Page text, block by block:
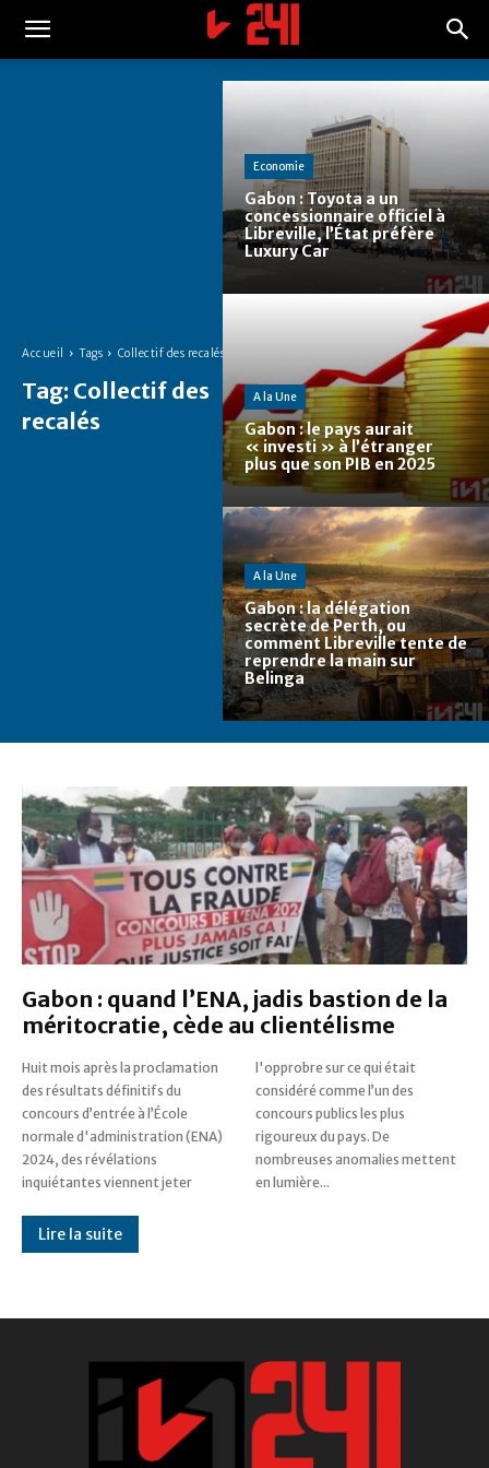
Accueil Tags Collectif des recalés
Tag: Collectif des
recalés
Economie
Gabon : Toyota a un
concessionnaire officiel à
Libreville, l’État préfère
Luxury Car
A la Une
Gabon : le pays aurait
« investi » à l’étranger
plus que son PIB en 2025
A la Une
Gabon : la délégation
secrète de Perth, ou
comment Libreville tente de
reprendre la main sur
Belinga
Gabon : quand l’ENA, jadis bastion de la
méritocratie, cède au clientélisme
Huit mois après la proclamation
des résultats définitifs du
concours d’entrée à l’École
normale d'administration (ENA)
2024, des révélations
inquiétantes viennent jeter
l'opprobre sur ce qui était
considéré comme l’un des
concours publics les plus
rigoureux du pays. De
nombreuses anomalies mettent
en lumière...
Lire la suite